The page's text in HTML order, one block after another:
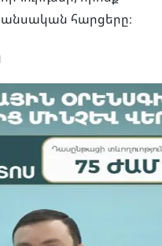
հարցերը։